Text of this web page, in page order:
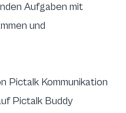
Aufgaben mit
und
Pictalk Kommunikation
Pictalk Buddy